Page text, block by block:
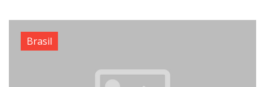
Brasil